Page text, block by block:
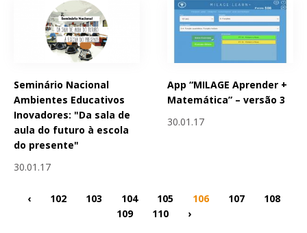
Seminário Nacional
Ambientes Educativos
Inovadores: "Da sala de
aula do futuro à escola
do presente"
30.01.17
App “MILAGE Aprender +
Matemática” – versão 3
30.01.17
‹ 102 103 104 105 106 107
108
109
110 ›